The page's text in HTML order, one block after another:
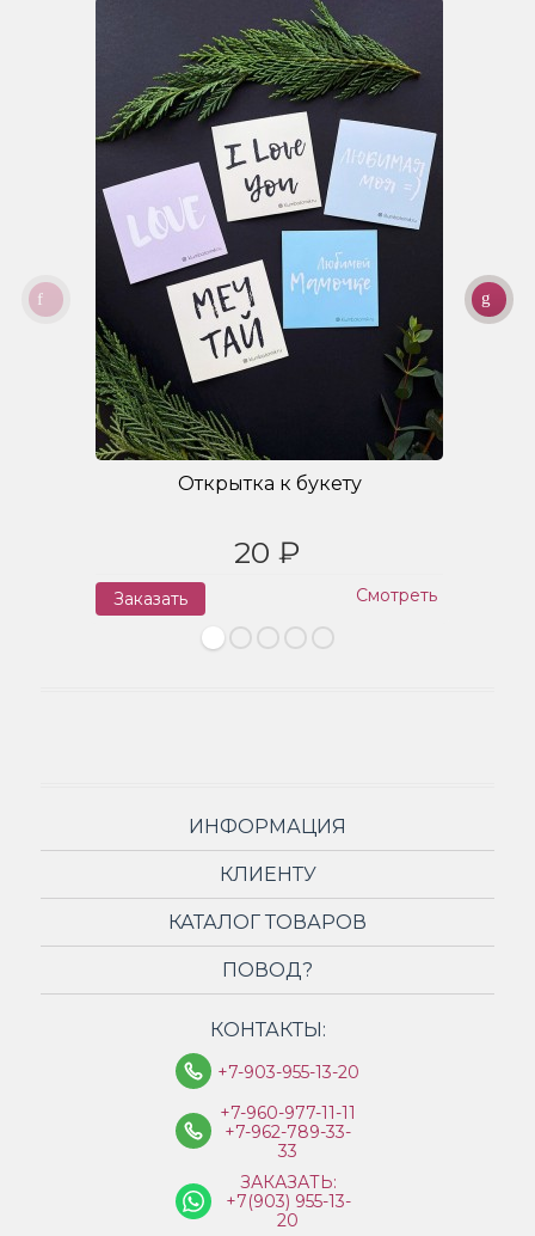
Открытка к букету
20 ₽
Заказать Смотреть
ИНФОРМАЦИЯ
КЛИЕНТУ
КАТАЛОГ ТОВАРОВ
ПОВОД?
КОНТАКТЫ:
+7-903-955-13-20
+7-960-977-11-11
+7-962-789-33-
33
ЗАКАЗАТЬ:
+7(903) 955-13-
20